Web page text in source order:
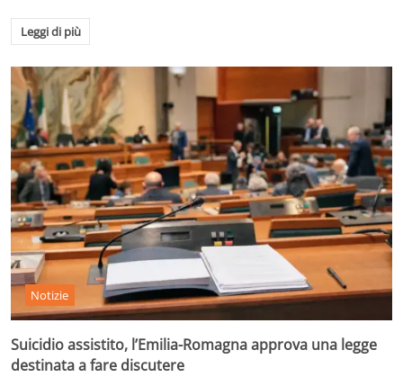
Leggi di più
Notizie
Suicidio assistito, l’Emilia-Romagna approva una legge
destinata a fare discutere